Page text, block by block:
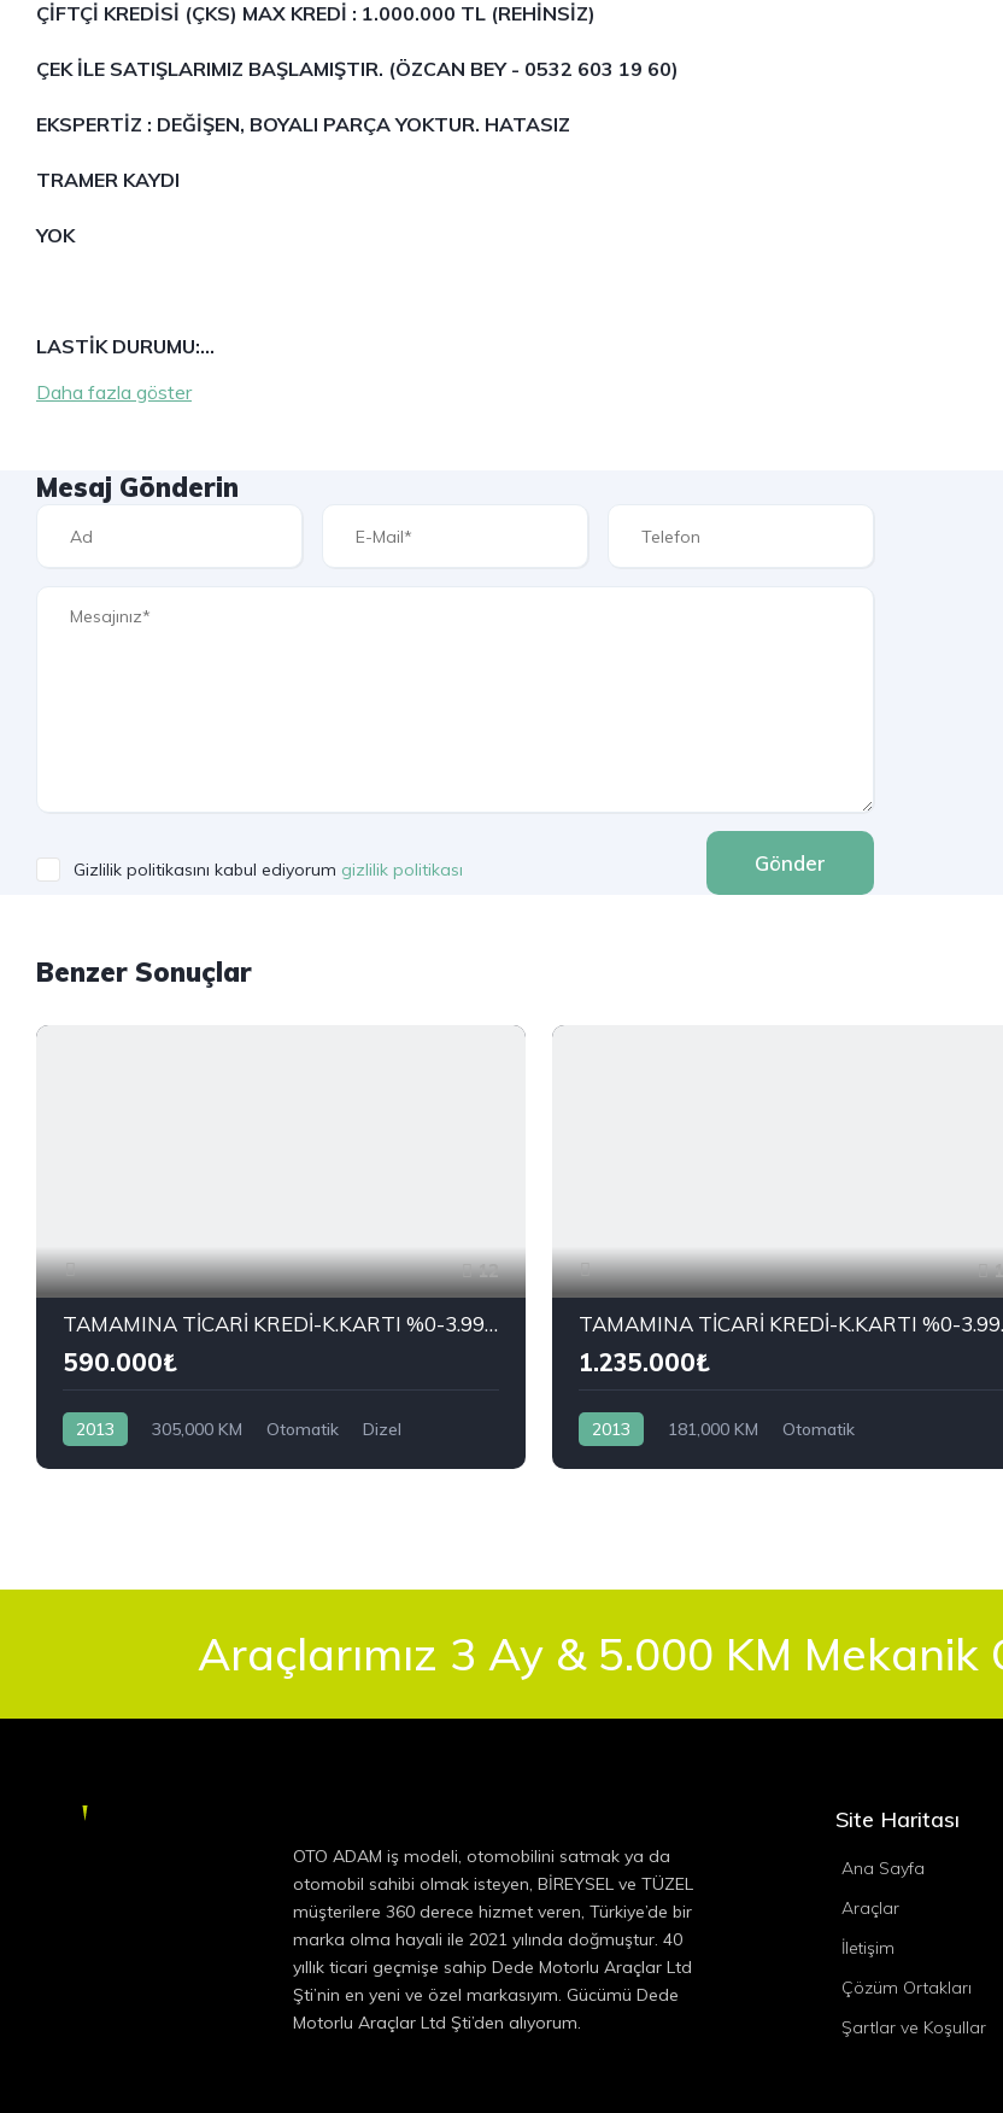
ÇİFTÇİ KREDİSİ (ÇKS) MAX KREDİ : 1.000.000 TL (REHİNSİZ)
ÇEK İLE SATIŞLARIMIZ BAŞLAMIŞTIR. (ÖZCAN BEY - 0532 603 19 60)
EKSPERTİZ : DEĞİŞEN, BOYALI PARÇA YOKTUR. HATASIZ
TRAMER KAYDI
YOK
LASTİK DURUMU:…
Daha fazla göster
Mesaj Gönderin
Gizlilik politikasını kabul ediyorum gizlilik politikası Gönder
Benzer Sonuçlar
12
TAMAMINA TİCARİ KREDİ-K.KARTI %0-3.99 ÇEK-2.99 SENET-ÇKS SATIŞ
590.000₺
2013 305,000 KM Otomatik
Dizel
1.235.000₺
2013 181,000 KM
Otomatik
Araçlarımız 3 Ay & 5.000 KM Mekanik
OTO ADAM iş modeli, otomobilini satmak ya da
otomobil sahibi olmak isteyen, BİREYSEL ve TÜZEL
müşterilere 360 derece hizmet veren, Türkiye’de bir
marka olma hayali ile 2021 yılında doğmuştur. 40
yıllık ticari geçmişe sahip Dede Motorlu Araçlar Ltd
Şti’nin en yeni ve özel markasıyım. Gücümü Dede
Motorlu Araçlar Ltd Şti’den alıyorum.
Site Haritası
Ana Sayfa
Araçlar
İletişim
Çözüm Ortakları
Şartlar ve Koşullar